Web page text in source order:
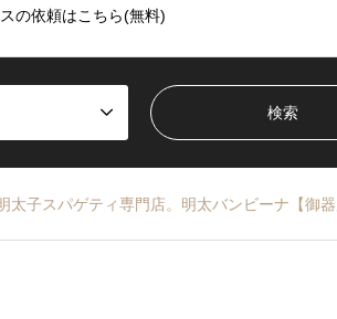
の依頼はこちら(無料)
太子スパゲティ専門店。明太バンビーナ【御器